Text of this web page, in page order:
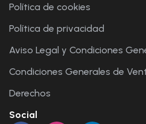
Política de cookies
Política de privacidad
Aviso Legal y Condiciones
Condiciones Generales de
Derechos
Social